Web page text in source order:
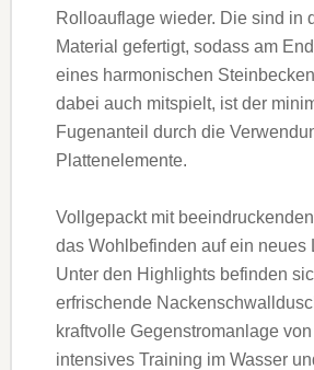
Rolloauflage wieder. Die sind in
Material gefertigt, sodass am
eines harmonischen
dabei auch mitspielt, ist der
Fugenanteil durch die
Plattenelemente.
Vollgepackt mit
das Wohlbefinden auf ein neues
Unter den Highlights befinden
erfrischende
kraftvolle Gegenstromanlage
intensives Training im Wasser